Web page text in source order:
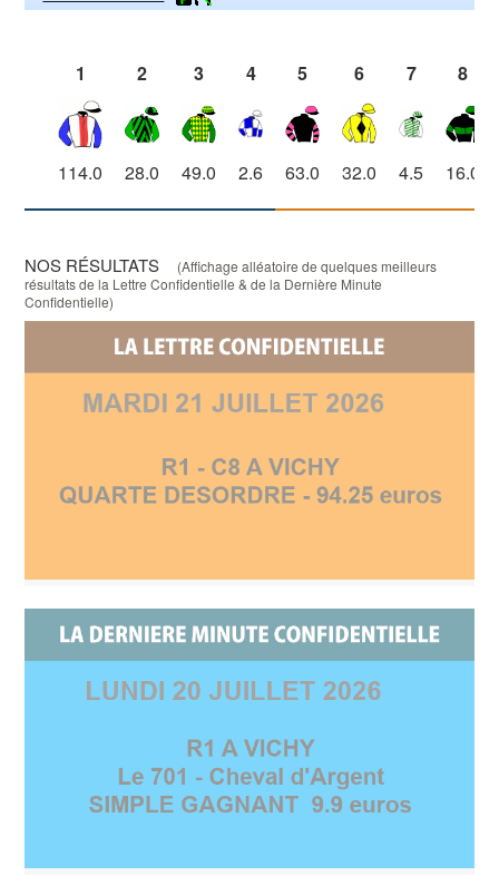
1 2 3 4 5 6 7 8
114.0 28.0 49.0 2.6 63.0 32.0 4.5 16.0
NOS RÉSULTATS
(Affichage alléatoire de quelques meilleurs
résultats de la Lettre Confidentielle & de la Dernière Minute
Confidentielle)